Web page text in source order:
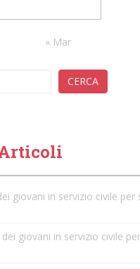
« Mar
CERCA
giovani in servizio civile per
giovani in servizio civile